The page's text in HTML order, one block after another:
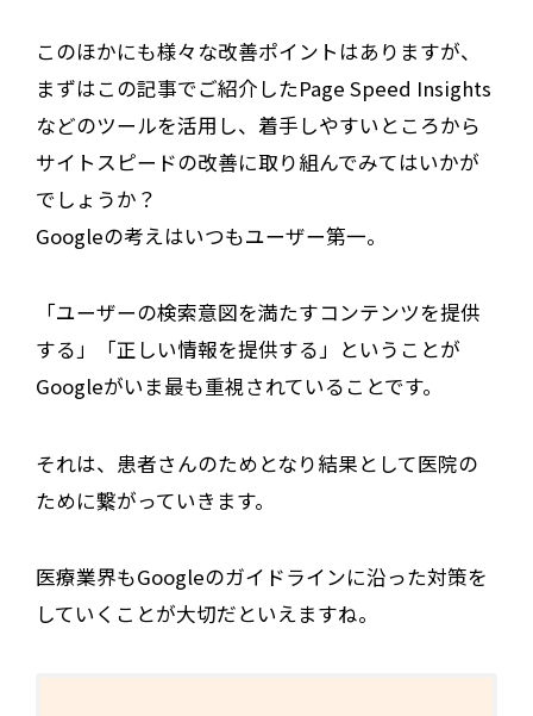
このほかにも様々な改善ポイントはありますが、
まずはこの記事でご紹介したPage Speed Insights
などのツールを活用し、着手しやすいところから
サイトスピードの改善に取り組んでみてはいかが
でしょうか？
Googleの考えはいつもユーザー第一。
「ユーザーの検索意図を満たすコンテンツを提供
する」「正しい情報を提供する」ということが
Googleがいま最も重視されていることです。
それは、患者さんのためとなり結果として医院の
ために繋がっていきます。
医療業界もGoogleのガイドラインに沿った対策を
していくことが大切だといえますね。